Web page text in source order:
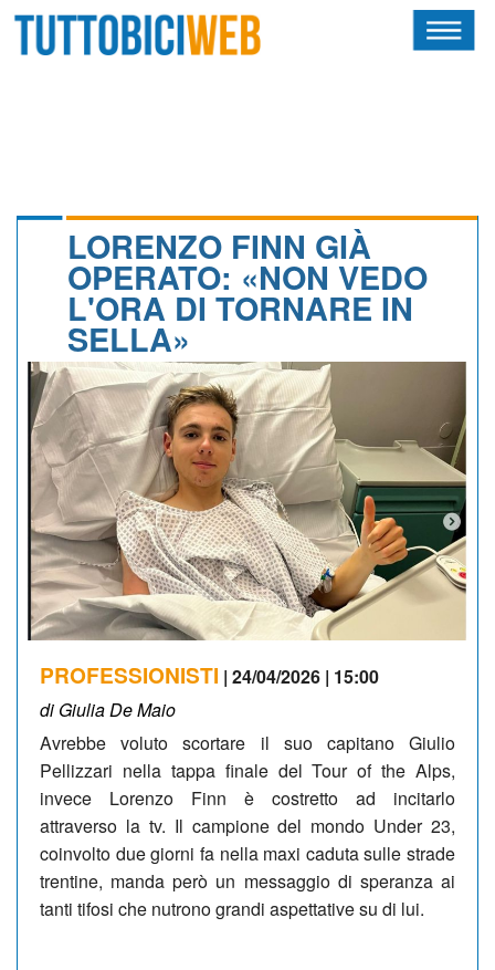
CALENDARIO
ALBI D'ORO
NEWSLETTER
LORENZO FINN GIÀ
OPERATO: «NON VEDO
L'ORA DI TORNARE IN
SELLA»
PROFESSIONISTI | 24/04/2026 | 15:00
di Giulia De Maio
Avrebbe voluto scortare il suo capitano Giulio
Pellizzari nella tappa finale del Tour of the Alps,
invece Lorenzo Finn è costretto ad incitarlo
attraverso la tv. Il campione del mondo Under 23,
coinvolto due giorni fa nella maxi caduta sulle strade
trentine, manda però un messaggio di speranza ai
tanti tifosi che nutrono grandi aspettative su di lui.